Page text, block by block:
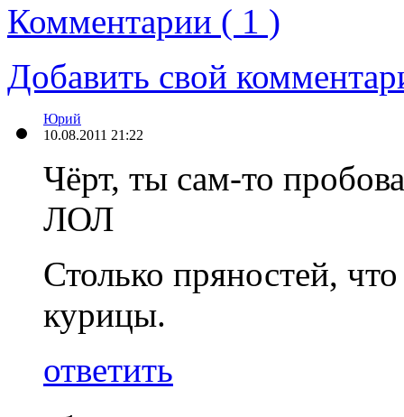
Комментарии ( 1 )
Добавить свой
Юрий
10.08.2011 21:22
Чёрт, ты сам-то
ЛОЛ
Столько пряностей,
курицы.
ответить